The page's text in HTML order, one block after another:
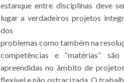
estanque entre disciplinas deve
lugar a verdadeiros projetos
dos
problemas como também na
competências e “matérias”
apreendidas no âmbito de
flexível e não ostracizada. O